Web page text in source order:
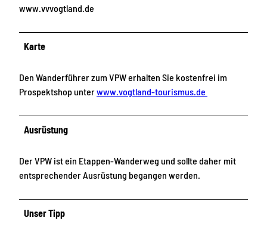
www.vvvogtland.de
Karte
Den Wanderführer zum VPW erhalten Sie kostenfrei im
Prospektshop unterwww.vogtland-tourismus.de
Ausrüstung
Der VPW ist ein Etappen-Wanderweg und sollte daher mit
entsprechender Ausrüstung begangen werden.
Unser Tipp